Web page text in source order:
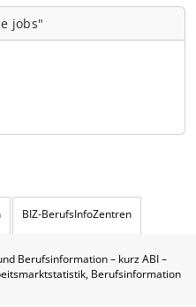
jobs"
BIZ-BerufsInfoZentren
Berufsinformation – kurz ABI –
Berufsinformation